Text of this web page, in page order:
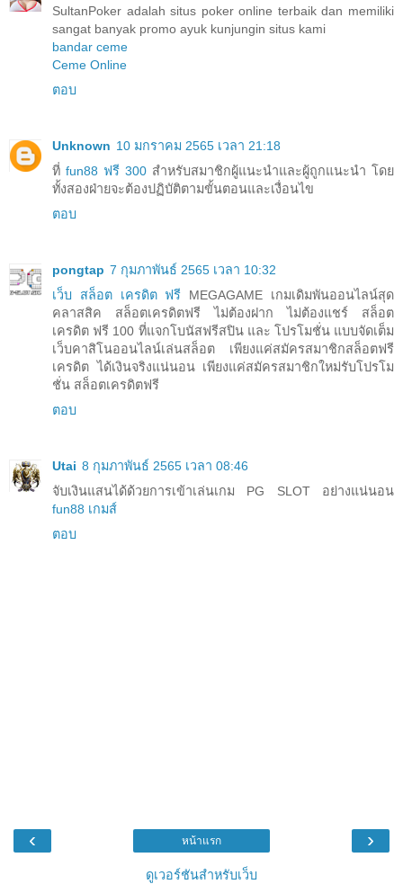
SultanPoker adalah situs poker online terbaik dan memiliki
sangat banyak promo ayuk kunjungin situs kami
bandar ceme
Ceme Online
ตอบ
Unknown 10 มกราคม 2565 เวลา 21:18
ที่ fun88 ฟรี 300 สำหรับสมาชิกผู้แนะนำและผู้ถูกแนะนำ โดย
ทั้งสองฝ่ายจะต้องปฏิบัติตามขั้นตอนและเงื่อนไข
ตอบ
pongtap 7 กุมภาพันธ์ 2565 เวลา 10:32
เว็บ สล็อต เครดิต ฟรี MEGAGAME เกมเดิมพันออนไลน์สุด
คลาสสิค สล็อตเครดิตฟรี ไม่ต้องฝาก ไม่ต้องแชร์ สล็อต
เครดิต ฟรี 100 ที่แจกโบนัสฟรีสปิน และ โปรโมชั่น แบบจัดเต็ม
เว็บคาสิโนออนไลน์เล่นสล็อต เพียงแค่สมัครสมาชิกสล็อตฟรี
เครดิต ได้เงินจริงแน่นอน เพียงแค่สมัครสมาชิกใหม่รับโปรโม
ชั่น สล็อตเครดิตฟรี
ตอบ
Utai 8 กุมภาพันธ์ 2565 เวลา 08:46
จับเงินแสนได้ด้วยการเข้าเล่นเกม PG SLOT อย่างแน่นอน
fun88 เกมส์
ตอบ
‹ ›
หน้าแรก
ดูเวอร์ชันสำหรับเว็บ